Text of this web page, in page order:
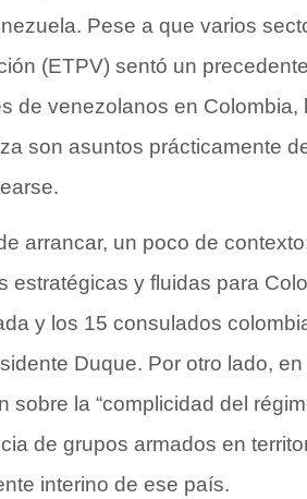
Pese a que varios
(ETPV) sentó un
de venezolanos en
son asuntos prácticamente
arrancar, un poco de
estratégicas y fluidas para
y los 15 consulados
Duque. Por otro lado,
sobre la “complicidad del
de grupos armados en
interino de ese país.